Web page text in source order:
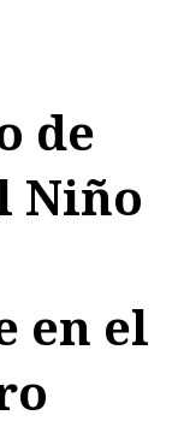
de
Niño
en el